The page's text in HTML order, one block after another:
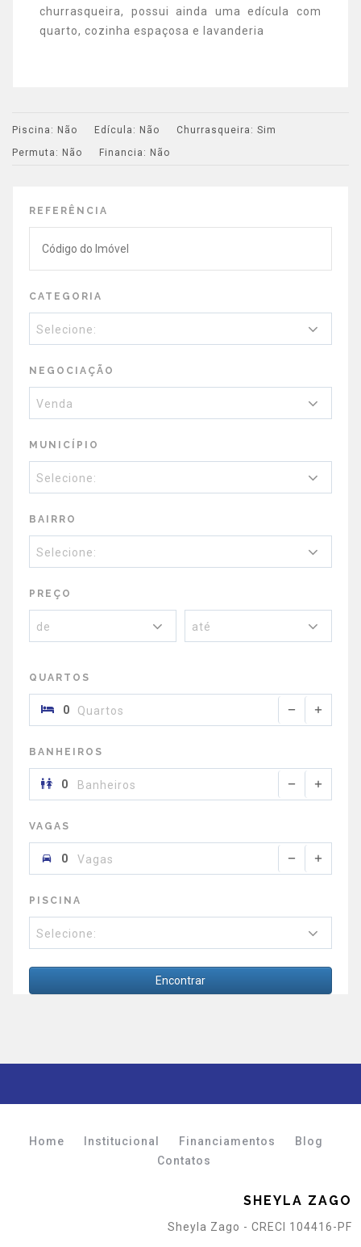
churrasqueira, possui ainda uma edícula com
quarto, cozinha espaçosa e lavanderia
Piscina: Não Edícula: Não Churrasqueira: Sim
Permuta: Não Financia: Não
REFERÊNCIA
CATEGORIA
Selecione:
NEGOCIAÇÃO
Venda
MUNICÍPIO
Selecione:
BAIRRO
Selecione:
PREÇO
de até
QUARTOS
Quartos
BANHEIROS
Banheiros
VAGAS
Vagas
PISCINA
Selecione:
Encontrar
Home Institucional Financiamentos
Blog
Contatos
SHEYLA ZAGO
Sheyla Zago - CRECI 104416-PF